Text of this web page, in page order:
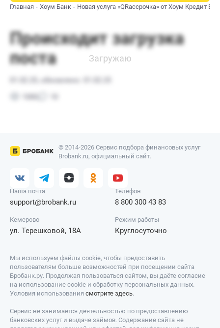
Главная Хоум Банк Новая услуга «QRассрочка» от Хоум Кредит
© 2014-2026 Сервис подбора финансовых услуг
Brobank.ru, официальный сайт.
Наша почта
support@brobank.ru
Телефон
8 800 300 43 83
Кемерово
ул. Терешковой, 18А
Режим работы
Круглосуточно
Мы используем файлы cookie, чтобы предоставить
пользователям больше возможностей при посещении сайта
Бробанк.ру. Продолжая пользоваться сайтом, вы даёте согласие
на использование cookie и обработку персональных данных.
Условия использования смотрите здесь.
Сервис не занимается деятельностью по предоставлению
банковских услуг и выдаче займов. Содержание сайта не